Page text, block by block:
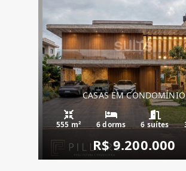
CASAS EM CONDOMÍNIO
555 m² 6 dorms 6 suítes
R$ 9.200.000